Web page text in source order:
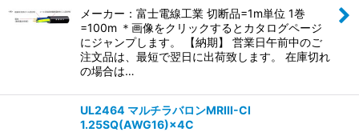
メーカー：富士電線工業 切断品=1m単位 1巻
=100m ＊画像をクリックするとカタログページ
にジャンプします。 【納期】 営業日午前中のご
注文品は、最短で翌日に出荷致します。 在庫切れ
の場合は…
UL2464 マルチラバロンMRIII-CI
1.25SQ(AWG16)×4C